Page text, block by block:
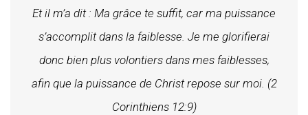
Et il m’a dit : Ma grâce te suffit, car ma puissance
s’accomplit dans la faiblesse. Je me glorifierai
donc bien plus volontiers dans mes faiblesses,
afin que la puissance de Christ repose sur moi. (2
Corinthiens 12:9)